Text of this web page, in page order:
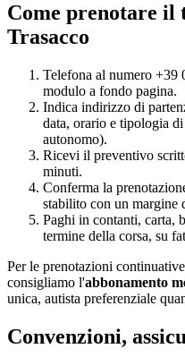
Come prenotare il
Trasacco
Telefona al numero +39
modulo a fondo pagina.
Indica indirizzo di
data, orario e tipologia
autonomo).
Ricevi il preventivo
minuti.
Conferma la
stabilito con un margine
Paghi in contanti, carta,
termine della corsa, su
Per le prenotazioni
consigliamo l'abbonamento
unica, autista preferenziale
Convenzioni,